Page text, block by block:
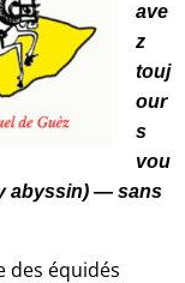
ave
z
touj
our
s
vou
abyssin) — sans
des équidés